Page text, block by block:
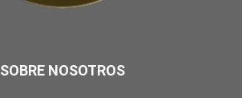
SOBRE NOSOTROS